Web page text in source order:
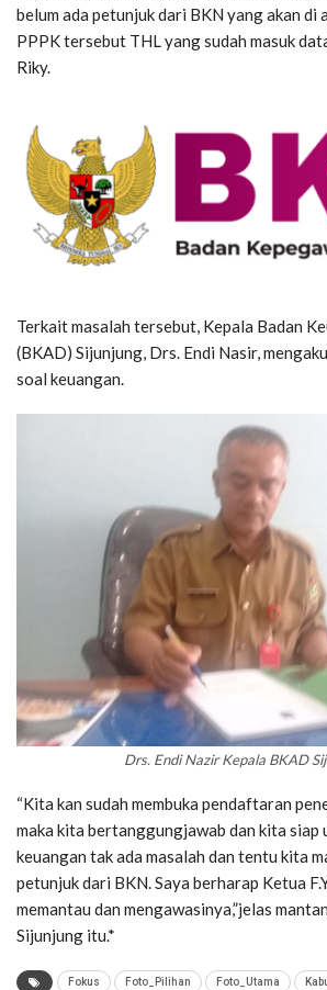
belum ada petunjuk dari BKN yang akan di
PPPK tersebut THL yang sudah masuk
Riky.
Terkait masalah tersebut, Kepala Badan
(BKAD) Sijunjung, Drs. Endi Nasir,
soal keuangan.
Drs. Endi Nazir Kepala BKAD
“Kita kan sudah membuka pendaftaran
maka kita bertanggungjawab dan kita siap
keuangan tak ada masalah dan tentu kita
petunjuk dari BKN. Saya berharap Ketua
memantau dan mengawasinya,”jelas
Sijunjung itu.*
Fokus Foto_Pilihan Foto_Utama